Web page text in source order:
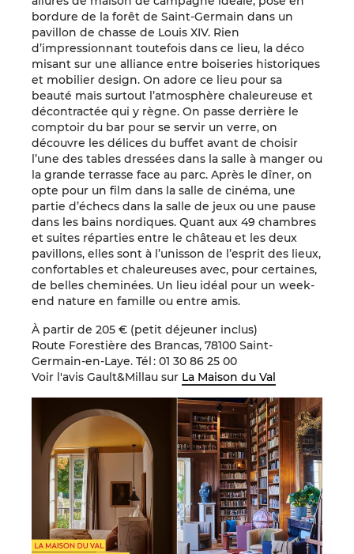
bordure de la forêt de Saint-Germain dans un
pavillon de chasse de Louis XIV. Rien
d’impressionnant toutefois dans ce lieu, la déco
misant sur une alliance entre boiseries historiques
et mobilier design. On adore ce lieu pour sa
beauté mais surtout l’atmosphère chaleureuse et
décontractée qui y règne. On passe derrière le
comptoir du bar pour se servir un verre, on
découvre les délices du buffet avant de choisir
l’une des tables dressées dans la salle à manger ou
la grande terrasse face au parc. Après le dîner, on
opte pour un film dans la salle de cinéma, une
partie d’échecs dans la salle de jeux ou une pause
dans les bains nordiques. Quant aux 49 chambres
et suites réparties entre le château et les deux
pavillons, elles sont à l’unisson de l’esprit des lieux,
confortables et chaleureuses avec, pour certaines,
de belles cheminées. Un lieu idéal pour un week-
end nature en famille ou entre amis.
À partir de 205 € (petit déjeuner inclus)
Route Forestière des Brancas, 78100 Saint-
Germain-en-Laye. Tél : 01 30 86 25 00
Voir l'avis Gault&Millau sur La Maison du Val